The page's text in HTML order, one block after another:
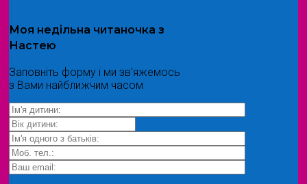
Моя недільна читаночка з
Настею
Заповніть форму і ми зв'яжемось
з Вами найближчим часом